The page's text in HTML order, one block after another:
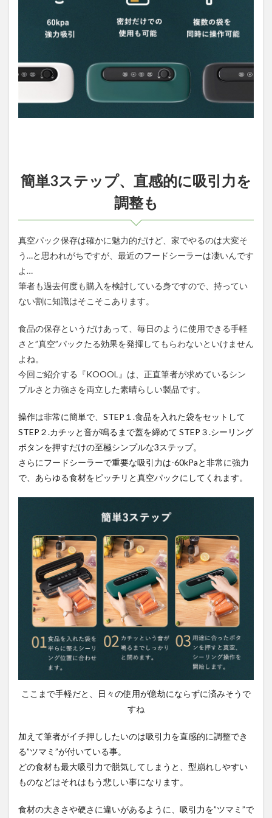
簡単3ステップ、直感的に吸引力を
調整も
真空パック保存は確かに魅力的だけど、家でやるのは大変そ
う…と思われがちですが、最近のフードシーラーは凄いんです
よ…
筆者も過去何度も購入を検討している身ですので、持ってい
ない割に知識はそこそこあります。
食品の保存というだけあって、毎日のように使用できる手軽
さと”真空”パックたる効果を発揮してもらわないといけません
よね。
今回ご紹介する『KOOOL』は、正直筆者が求めているシン
プルさと力強さを両立した素晴らしい製品です。
操作は非常に簡単で、STEP１.食品を入れた袋をセットして
STEP２.カチッと音が鳴るまで蓋を締めて STEP３.シーリング
ボタンを押すだけの至極シンプルな3ステップ。
さらにフードシーラーで重要な吸引力は-60kPaと非常に強力
で、あらゆる食材をピッチリと真空パックにしてくれます。
ここまで手軽だと、日々の使用が億劫にならずに済みそうで
すね
加えて筆者がイチ押ししたいのは吸引力を直感的に調整でき
る”ツマミ”が付いている事。
どの食材も最大吸引力で脱気してしまうと、型崩れしやすい
ものなどはそれはもう悲しい事になります。
食材の大きさや硬さに違いがあるように、吸引力を”ツマミ”で